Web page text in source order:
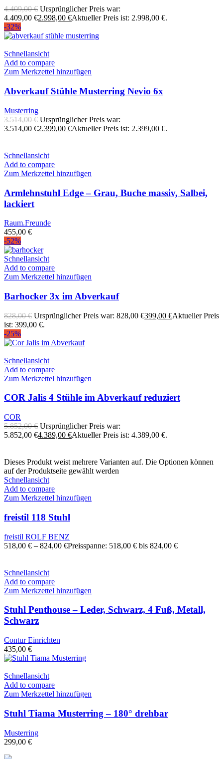
4.409,00€ Ursprünglicher Preis war:
4.409,00 €2.998,00 €Aktueller Preis ist: 2.998,00 €.
-32%
Schnellansicht
Add to compare
Zum Merkzettel hinzufügen
Abverkauf Stühle Musterring Nevio 6x
Musterring
3.514,00€ Ursprünglicher Preis war:
3.514,00 €2.399,00 €Aktueller Preis ist: 2.399,00 €.
Schnellansicht
Add to compare
Zum Merkzettel hinzufügen
Armlehnstuhl Edge – Grau, Buche massiv, Salbei,
lackiert
Raum.Freunde
455,00 €
-52%
Schnellansicht
Add to compare
Zum Merkzettel hinzufügen
Barhocker 3x im Abverkauf
828,00€ Ursprünglicher Preis war: 828,00 €399,00 €Aktueller Preis
ist: 399,00 €.
-25%
Schnellansicht
Add to compare
Zum Merkzettel hinzufügen
COR Jalis 4 Stühle im Abverkauf reduziert
COR
5.852,00€ Ursprünglicher Preis war:
5.852,00 €4.389,00 €Aktueller Preis ist: 4.389,00 €.
Dieses Produkt weist mehrere Varianten auf. Die Optionen können
auf der Produktseite gewählt werden
Schnellansicht
Add to compare
Zum Merkzettel hinzufügen
freistil 118 Stuhl
freistil ROLF BENZ
518,00 € – 824,00 €Preisspanne: 518,00 € bis 824,00 €
Schnellansicht
Add to compare
Zum Merkzettel hinzufügen
Stuhl Penthouse – Leder, Schwarz, 4 Fuß, Metall,
Schwarz
Contur Einrichten
435,00 €
Schnellansicht
Add to compare
Zum Merkzettel hinzufügen
Stuhl Tiama Musterring – 180° drehbar
Musterring
299,00 €